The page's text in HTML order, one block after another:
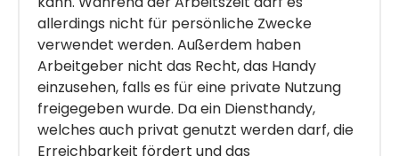
allerdings nicht für persönliche Zwecke
verwendet werden. Außerdem haben
Arbeitgeber nicht das Recht, das Handy
einzusehen, falls es für eine private Nutzung
freigegeben wurde. Da ein Diensthandy,
welches auch privat genutzt werden darf, die
Erreichbarkeit fördert und das